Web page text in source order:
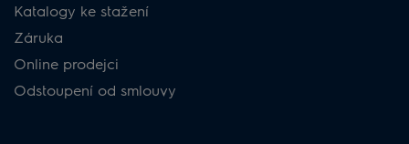
Katalogy ke stažení
Záruka
Online prodejci
Odstoupení od smlouvy